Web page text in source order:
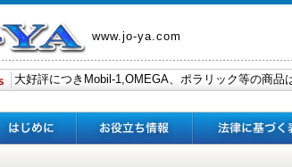
www.jo-ya.com